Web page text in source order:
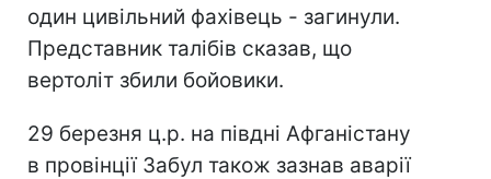
один цивільний фахівець - загинули.
Представник талібів сказав, що
вертоліт збили бойовики.
29 березня ц.р. на півдні Афганістану
в провінції Забул також зазнав аварії